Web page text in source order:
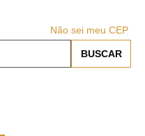
Não sei meu CEP